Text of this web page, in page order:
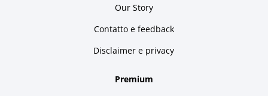
Our Story
Contatto e feedback
Disclaimer e privacy
Premium